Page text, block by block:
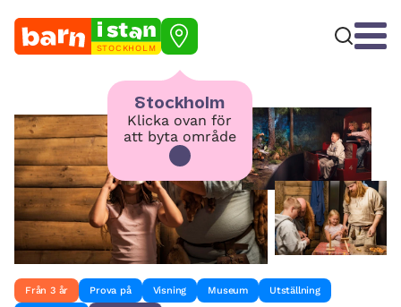
STOCKHOLM
Stockholm
Klicka ovan för
att byta område
Från 3 år Prova på Visning Museum Utställning